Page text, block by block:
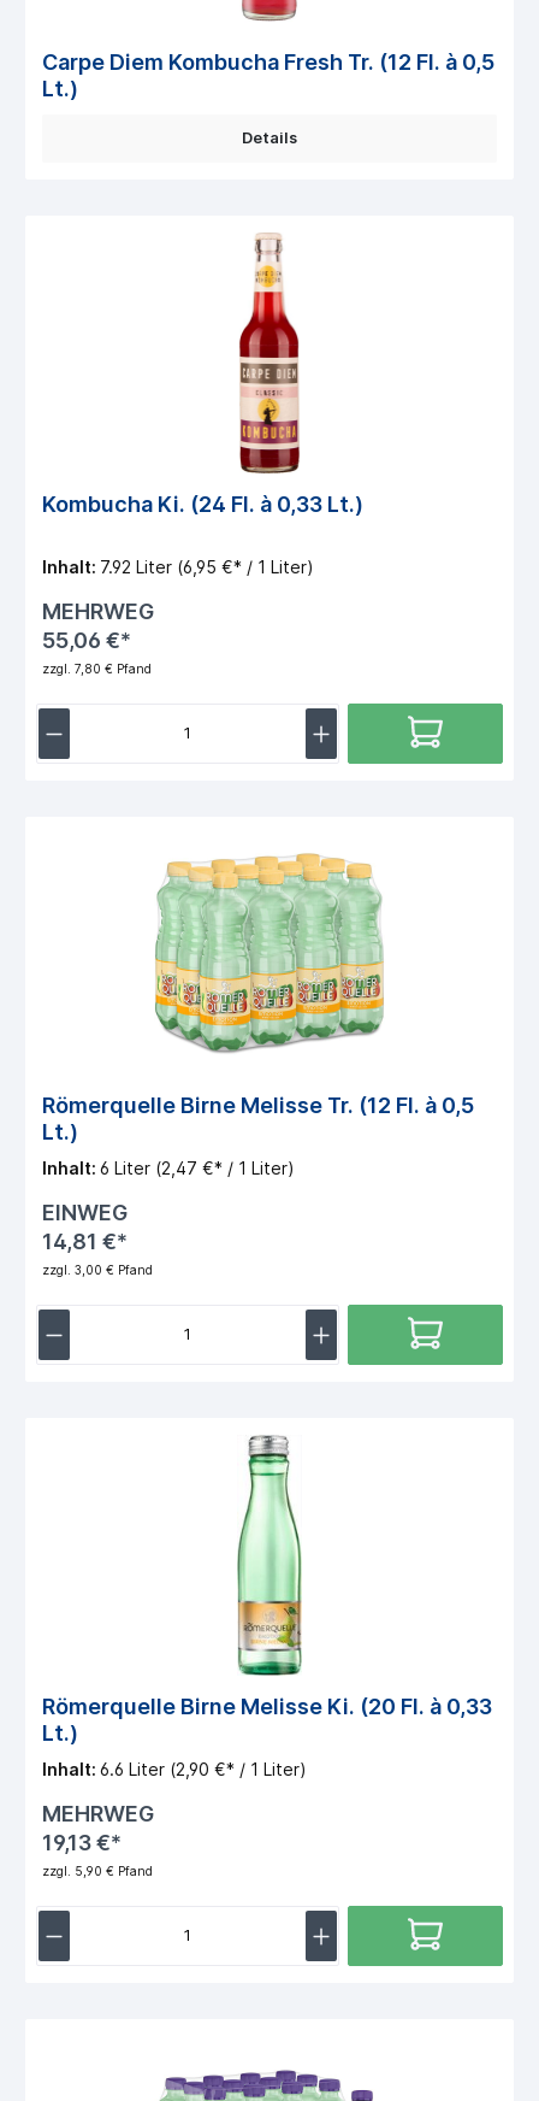
Carpe Diem Kombucha Fresh Tr. (12 Fl. à 0,5
Lt.)
Details
Kombucha Ki. (24 Fl. à 0,33 Lt.)
Inhalt: 7.92 Liter (6,95 €* / 1 Liter)
MEHRWEG
55,06 €*
zzgl. 7,80 € Pfand
Römerquelle Birne Melisse Tr. (12 Fl. à 0,5
Lt.)
Inhalt: 6 Liter (2,47 €* / 1 Liter)
EINWEG
14,81 €*
zzgl. 3,00 € Pfand
Römerquelle Birne Melisse Ki. (20 Fl. à 0,33
Lt.)
Inhalt: 6.6 Liter (2,90 €* / 1 Liter)
MEHRWEG
19,13 €*
zzgl. 5,90 € Pfand